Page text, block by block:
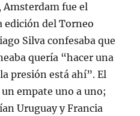
Amsterdam fue el
edición del Torneo
Silva confesaba que
quería “hacer una
presión está ahí”. El
empate uno a uno;
Uruguay y Francia